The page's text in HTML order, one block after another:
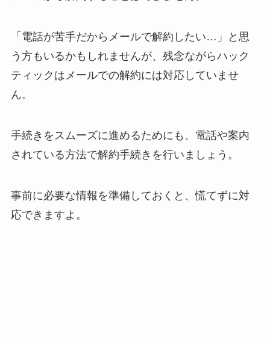
「電話が苦手だからメールで解約したい…」と思
う方もいるかもしれませんが、残念ながらハック
ティックはメールでの解約には対応していませ
ん。
手続きをスムーズに進めるためにも、電話や案内
されている方法で解約手続きを行いましょう。
事前に必要な情報を準備しておくと、慌てずに対
応できますよ。